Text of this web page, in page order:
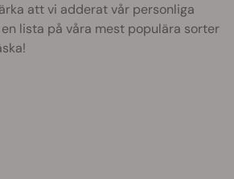
att vi adderat vår personliga
lista på våra mest populära sorter